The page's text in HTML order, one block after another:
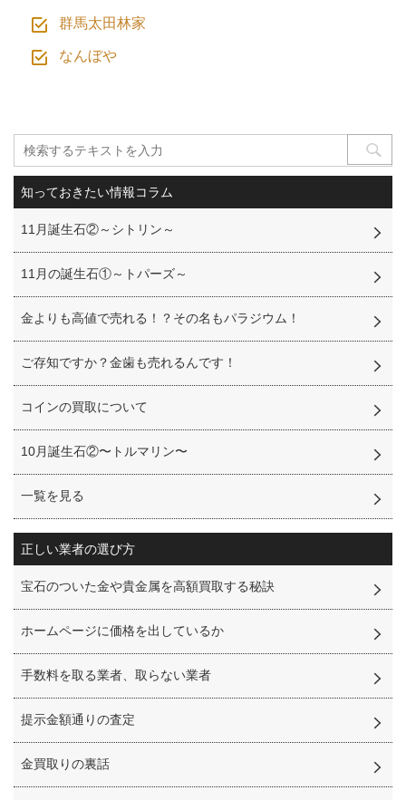
群馬太田林家
なんぼや
知っておきたい情報コラム
11月誕生石②～シトリン～
11月の誕生石①～トパーズ～
金よりも高値で売れる！？その名もパラジウム！
ご存知ですか？金歯も売れるんです！
コインの買取について
10月誕生石②〜トルマリン〜
一覧を見る
正しい業者の選び方
宝石のついた金や貴金属を高額買取する秘訣
ホームページに価格を出しているか
手数料を取る業者、取らない業者
提示金額通りの査定
金買取りの裏話